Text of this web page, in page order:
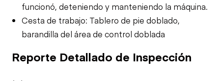
funcionó, deteniendo y manteniendo la máquina.
Cesta de trabajo: Tablero de pie doblado,
barandilla del área de control doblada
Reporte Detallado de Inspección